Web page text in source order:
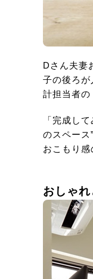
Dさん夫妻
子の後ろ
計担当者の
「完成し
のスペース
おこもり
おしゃ